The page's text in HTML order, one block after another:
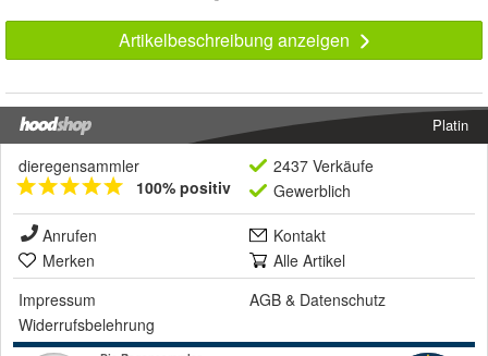
Artikelbeschreibung anzeigen
Platin
dieregensammler
100% positiv
2437 Verkäufe
Gewerblich
Anrufen
Kontakt
Merken
Alle Artikel
Impressum
AGB & Datenschutz
Widerrufsbelehrung